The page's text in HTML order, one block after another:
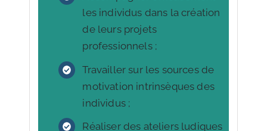
les individus dans la création
de leurs projets
professionnels ;
Travailler sur les sources de
motivation intrinsèques des
individus ;
Réaliser des ateliers ludiques